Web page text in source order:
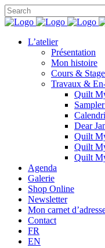
L’atelier
Présentation
Mon histoire
Cours &
Travaux &
Quilt
Dear
Quilt
Quilt
Quilt
Agenda
Galerie
Shop Online
Newsletter
Mon carnet
Contact
FR
EN